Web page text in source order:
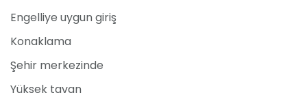
yaklaşık 300 ile 400 arasında misafir konuk edebiliyor.
Konaklama olanağı da sunulan otelde 50 ile 75 kişi
davet veya kokteylli davet vermeyi düşünüyorsanız
300 - 400 kişi aralığında misafir ağırlanabiliyor. Ayrıca
otelin yaklaşık 50 araçlık otopark kapasitesi
Engelliye uygun giriş
Konaklama
Şehir merkezinde
Yüksek tavan